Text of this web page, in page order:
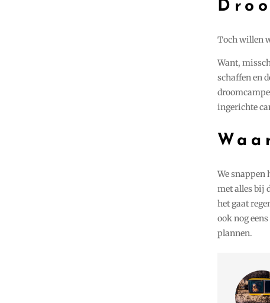
Toch willen
Want,
schaffen en
ingerichte
We snappen
met alles bij
het gaat
ook nog
plannen.